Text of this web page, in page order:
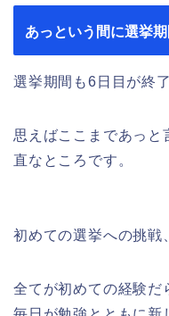
あっという間に選挙
選挙期間も6日目が終
思えばここまであっと
直なところです。
初めての選挙への挑戦
全てが初めての経験だ